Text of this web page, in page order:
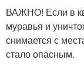
ВАЖНО! Если в
муравья и
снимается с
стало опасным.